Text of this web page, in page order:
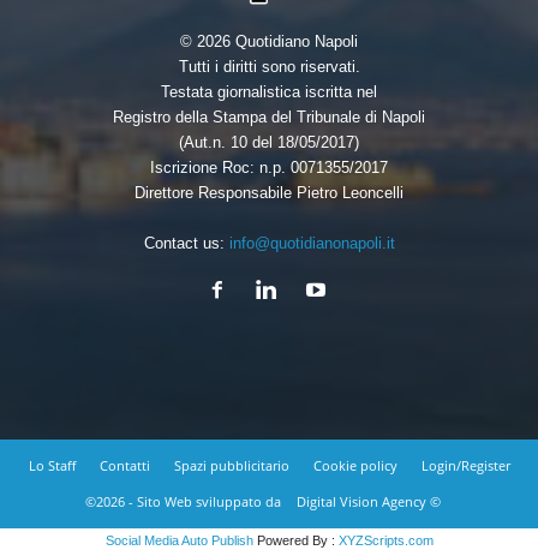
© 2026 Quotidiano Napoli
Tutti i diritti sono riservati.
Testata giornalistica iscritta nel
Registro della Stampa del Tribunale di Napoli
(Aut.n. 10 del 18/05/2017)
Iscrizione Roc: n.p. 0071355/2017
Direttore Responsabile Pietro Leoncelli
Contact us: info@quotidianonapoli.it
Lo Staff Contatti Spazi pubblicitario Cookie policy
Login/Register
©2026 - Sito Web sviluppato da
Digital Vision Agency ©
Social Media Auto PublishPowered By : XYZScripts.com